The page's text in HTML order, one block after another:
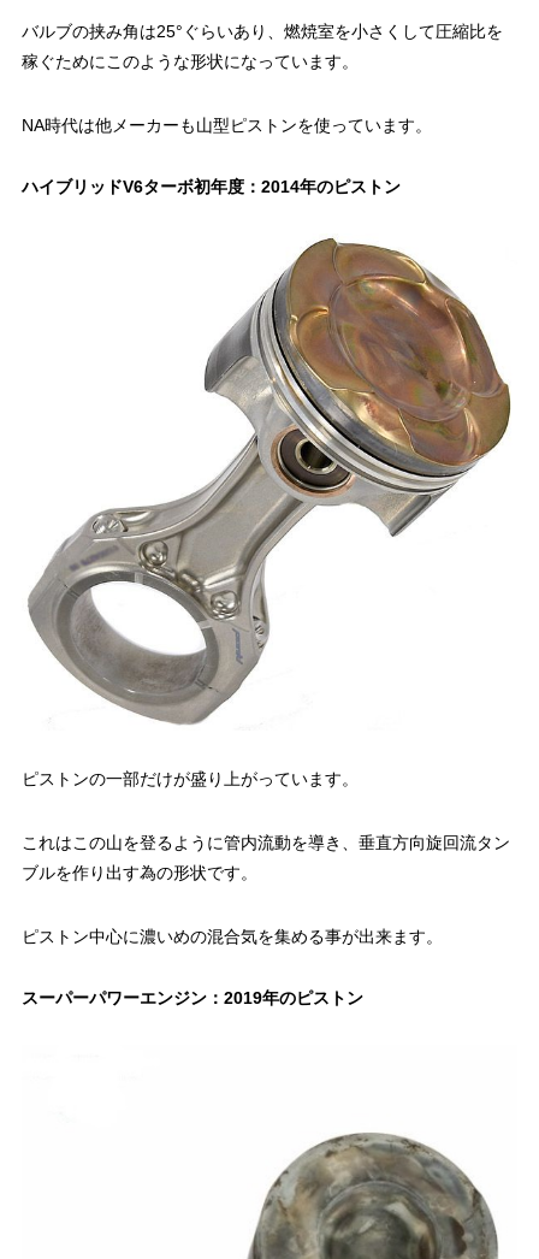
バルブの挟み角は25°ぐらいあり、燃焼室を小さくして圧縮比を
稼ぐためにこのような形状になっています。
NA時代は他メーカーも山型ピストンを使っています。
ハイブリッドV6ターボ初年度：2014年のピストン
ピストンの一部だけが盛り上がっています。
これはこの山を登るように管内流動を導き、垂直方向旋回流タン
ブルを作り出す為の形状です。
ピストン中心に濃いめの混合気を集める事が出来ます。
スーパーパワーエンジン：2019年のピストン